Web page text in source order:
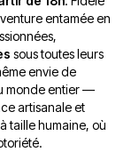
entamée en
sous toutes leurs
envie de
monde entier —
artisanale et
taille humaine, où